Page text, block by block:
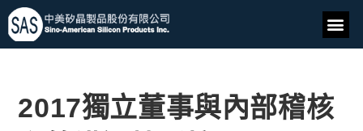
2017獨立董事與內部稽核